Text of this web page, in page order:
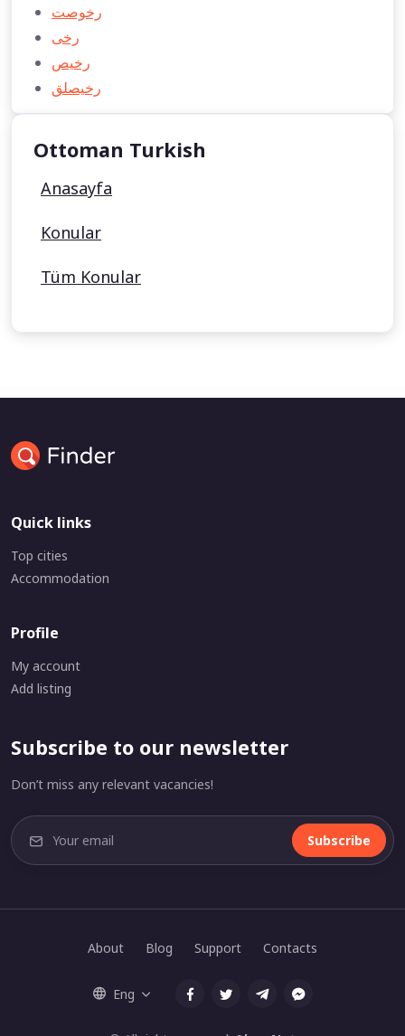
رخوصت
رخی
رخیص
رخيصلق
Ottoman Turkish
Anasayfa
Konular
Tüm Konular
Quick links
Top cities
Accommodation
Profile
My account
Add listing
Subscribe to our newsletter
Don’t miss any relevant vacancies!
Subscribe
About Blog Support Contacts
Eng